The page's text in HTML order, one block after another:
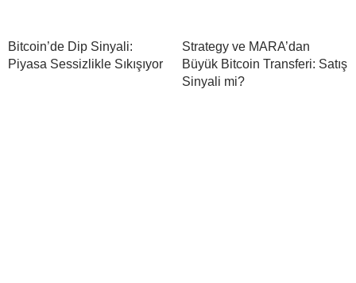
Bitcoin’de Dip Sinyali:
Piyasa Sessizlikle Sıkışıyor
Strategy ve MARA’dan
Büyük Bitcoin Transferi: Satış
Sinyali mi?